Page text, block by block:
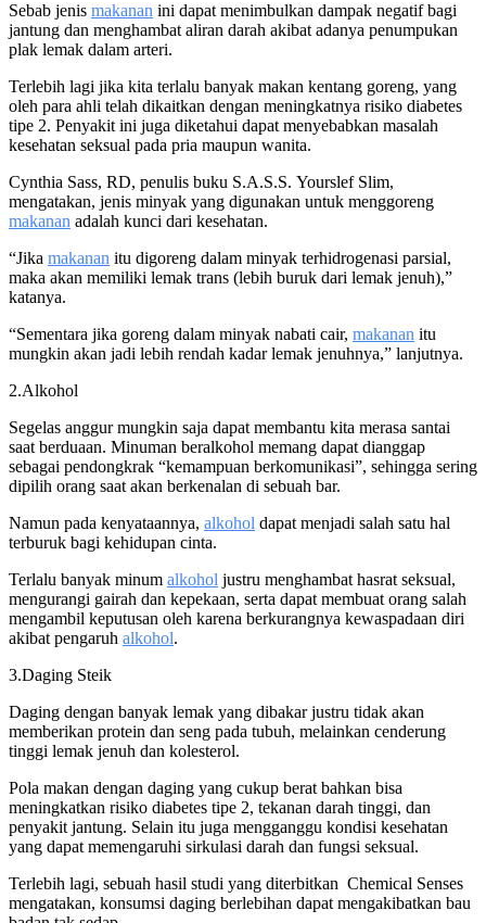
Sebab jenis makanan ini dapat menimbulkan dampak negatif bagi
jantung dan menghambat aliran darah akibat adanya penumpukan
plak lemak dalam arteri.
Terlebih lagi jika kita terlalu banyak makan kentang goreng, yang
oleh para ahli telah dikaitkan dengan meningkatnya risiko diabetes
tipe 2. Penyakit ini juga diketahui dapat menyebabkan masalah
kesehatan seksual pada pria maupun wanita.
Cynthia Sass, RD, penulis buku S.A.S.S. Yourslef Slim,
mengatakan, jenis minyak yang digunakan untuk menggoreng
makanan adalah kunci dari kesehatan.
“Jika makanan itu digoreng dalam minyak terhidrogenasi parsial,
maka akan memiliki lemak trans (lebih buruk dari lemak jenuh),”
katanya.
“Sementara jika goreng dalam minyak nabati cair, makanan itu
mungkin akan jadi lebih rendah kadar lemak jenuhnya,” lanjutnya.
2.Alkohol
Segelas anggur mungkin saja dapat membantu kita merasa santai
saat berduaan. Minuman beralkohol memang dapat dianggap
sebagai pendongkrak “kemampuan berkomunikasi”, sehingga sering
dipilih orang saat akan berkenalan di sebuah bar.
Namun pada kenyataannya, alkohol dapat menjadi salah satu hal
terburuk bagi kehidupan cinta.
Terlalu banyak minum alkohol justru menghambat hasrat seksual,
mengurangi gairah dan kepekaan, serta dapat membuat orang salah
mengambil keputusan oleh karena berkurangnya kewaspadaan diri
akibat pengaruh alkohol.
3.Daging Steik
Daging dengan banyak lemak yang dibakar justru tidak akan
memberikan protein dan seng pada tubuh, melainkan cenderung
tinggi lemak jenuh dan kolesterol.
Pola makan dengan daging yang cukup berat bahkan bisa
meningkatkan risiko diabetes tipe 2, tekanan darah tinggi, dan
penyakit jantung. Selain itu juga mengganggu kondisi kesehatan
yang dapat memengaruhi sirkulasi darah dan fungsi seksual.
Terlebih lagi, sebuah hasil studi yang diterbitkan Chemical Senses
mengatakan, konsumsi daging berlebihan dapat mengakibatkan bau